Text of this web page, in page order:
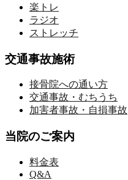
楽トレ
ラジオ
ストレッチ
交通事故施術
接骨院への通い方
交通事故・むちうち
加害者事故・自損事故
当院のご案内
料金表
Q&A